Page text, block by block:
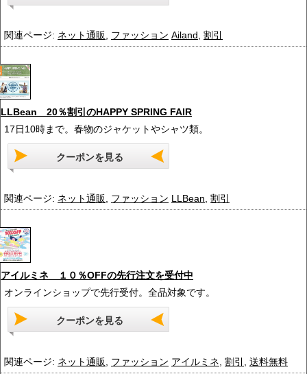
関連ページ: ネット通販 ファッション Ailand 割引
LLBean 20％割引のHAPPY SPRING FAIR
17日10時まで。春物のジャケットやシャツ類。
クーポンを見る
関連ページ: ネット通販 ファッション LLBean 割引
アイルミネ １０％OFFの先行注文を受付中
オンラインショップで先行受付。全品対象です。
クーポンを見る
関連ページ: ネット通販 ファッション アイルミネ 割引 送料無料